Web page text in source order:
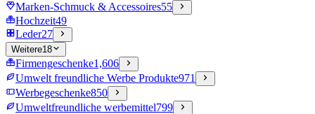
Marken-Schmuck & Accessoires55
Hochzeit49
Leder27
Weitere18
Firmengeschenke1,606
Umwelt freundliche Werbe Produkte971
Werbegeschenke850
Umweltfreundliche werbemittel799